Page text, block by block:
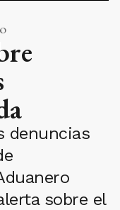
denuncias
sobre el